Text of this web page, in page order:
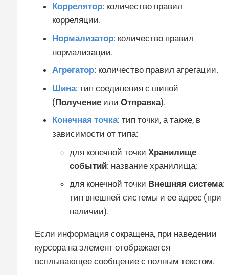
Коррелятор: количество правил
корреляции.
Нормализатор: количество правил
нормализации.
Агрегатор: количество правил агрегации.
Шина: тип соединения с шиной
(Получение или Отправка).
Конечная точка: тип точки, а также, в
зависимости от типа:
для конечной точки Хранилище
событий: название хранилища;
для конечной точки Внешняя система:
тип внешней системы и ее адрес (при
наличии).
Если информация сокращена, при наведении
курсора на элемент отображается
всплывающее сообщение с полным текстом.